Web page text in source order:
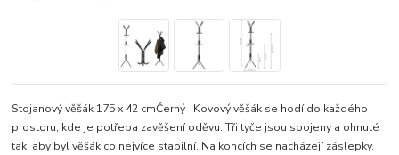
Stojanový věšák 175 x 42 cmČerný Kovový věšák se hodí do každého
prostoru, kde je potřeba zavěšení oděvu. Tři tyče jsou spojeny a ohnuté
tak, aby byl věšák co nejvíce stabilní. Na koncích se nacházejí záslepky.